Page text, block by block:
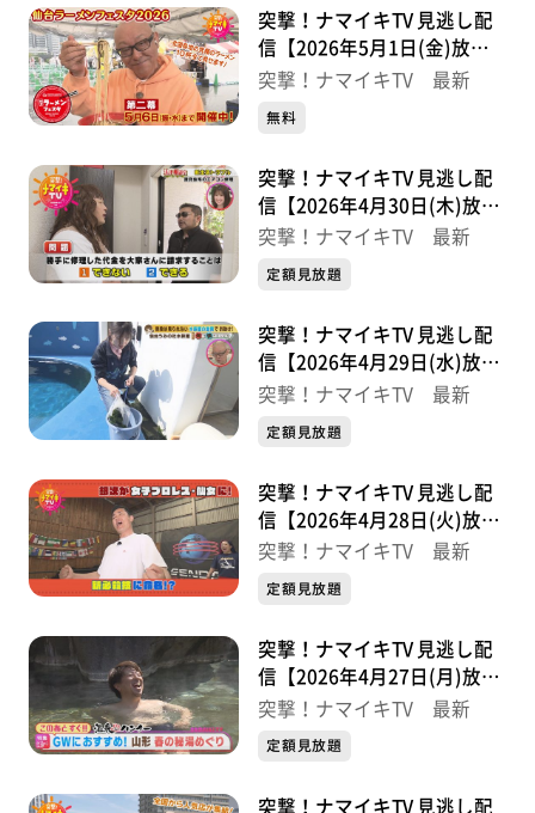
突撃！ナマイキTV 見逃し配
信【2026年5月1日(金)放送
分】
突撃！ナマイキTV 最新
無料
突撃！ナマイキTV 見逃し配
信【2026年4月30日(木)放送
分】
突撃！ナマイキTV 最新
定額見放題
突撃！ナマイキTV 見逃し配
信【2026年4月29日(水)放送
分】
突撃！ナマイキTV 最新
定額見放題
突撃！ナマイキTV 見逃し配
信【2026年4月28日(火)放送
分】
突撃！ナマイキTV 最新
定額見放題
突撃！ナマイキTV 見逃し配
信【2026年4月27日(月)放送
分】
突撃！ナマイキTV 最新
定額見放題
突撃！ナマイキTV 見逃し配